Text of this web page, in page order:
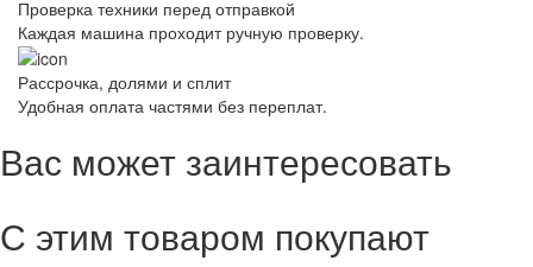
Проверка техники перед отправкой
Каждая машина проходит ручную проверку.
Рассрочка, долями и сплит
Удобная оплата частями без переплат.
Вас может заинтересовать
С этим товаром покупают